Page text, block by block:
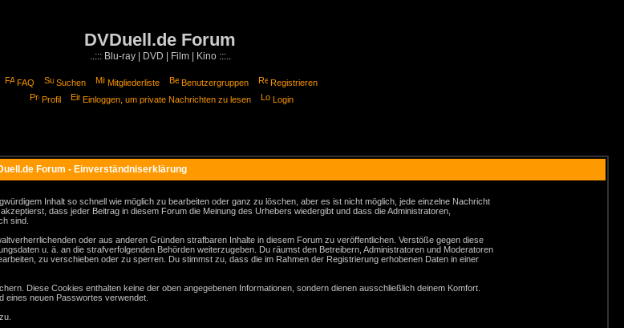
DVDuell.de Forum
..::: Blu-ray | DVD | Film | Kino :::..
FAQ Suchen Mitgliederliste Benutzergruppen
Registrieren
Profil
Einloggen, um private Nachrichten zu lesen Login
Forum - Einverständniserklärung
Inhalt so schnell wie möglich zu bearbeiten oder ganz zu löschen, aber es ist nicht möglich, jede einzelne Nachricht
dass jeder Beitrag in diesem Forum die Meinung des Urhebers wiedergibt und dass die Administratoren,
sind.
oder aus anderen Gründen strafbaren Inhalte in diesem Forum zu veröffentlichen. Verstöße gegen diese
u. ä. an die strafverfolgenden Behörden weiterzugeben. Du räumst den Betreibern, Administratoren und Moderatoren
zu verschieben oder zu sperren. Du stimmst zu, dass die im Rahmen der Registrierung erhobenen Daten in einer
Diese Cookies enthalten keine der oben angegebenen Informationen, sondern dienen ausschließlich deinem Komfort.
eines neuen Passwortes verwendet.